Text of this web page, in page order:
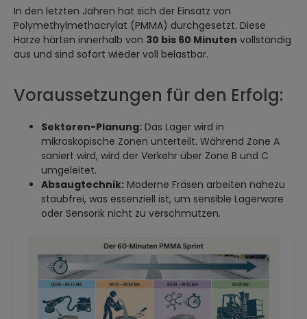
In den letzten Jahren hat sich der Einsatz von
Polymethylmethacrylat (PMMA) durchgesetzt. Diese
Harze härten innerhalb von 30 bis 60 Minuten vollständig
aus und sind sofort wieder voll belastbar.
Voraussetzungen für den Erfolg:
Sektoren-Planung: Das Lager wird in
mikroskopische Zonen unterteilt. Während Zone A
saniert wird, wird der Verkehr über Zone B und C
umgeleitet.
Absaugtechnik: Moderne Fräsen arbeiten nahezu
staubfrei, was essenziell ist, um sensible Lagerware
oder Sensorik nicht zu verschmutzen.